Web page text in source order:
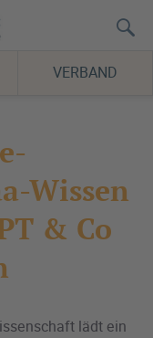
VERBAND
Wissen
& Co
lädt ein